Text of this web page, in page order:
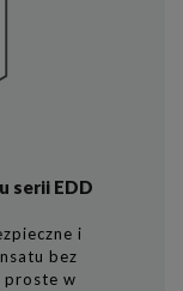
serii EDD
i
bez
proste w